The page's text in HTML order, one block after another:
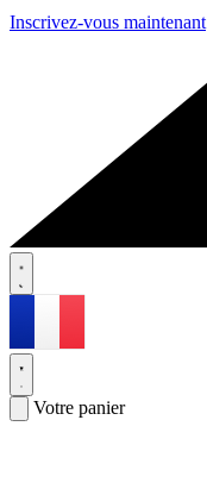
Inscrivez-vous maintenant
Votre panier